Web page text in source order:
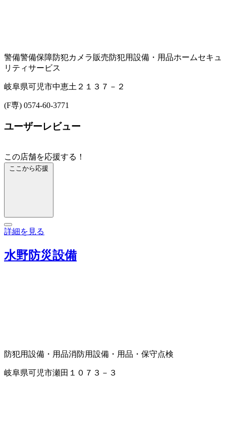
警備警備保障防犯カメラ販売防犯用設備・用品ホームセキュ
リティサービス
岐阜県可児市中恵土２１３７－２
(F専) 0574-60-3771
ユーザーレビュー
この店舗を応援する！
ここから応援
詳細を見る
水野防災設備
防犯用設備・用品消防用設備・用品・保守点検
岐阜県可児市瀬田１０７３－３